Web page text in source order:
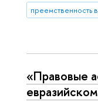
преемственность
«Правовые